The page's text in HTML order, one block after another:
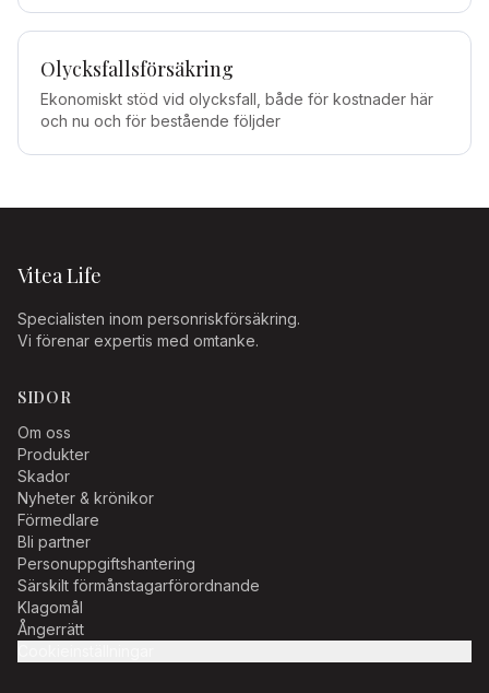
Olycksfallsförsäkring
Ekonomiskt stöd vid olycksfall, både för kostnader här
och nu och för bestående följder
Vitea Life
Specialisten inom personriskförsäkring.
Vi förenar expertis med omtanke.
SIDOR
Om oss
Produkter
Skador
Nyheter & krönikor
Förmedlare
Bli partner
Personuppgiftshantering
Särskilt förmånstagarförordnande
Klagomål
Ångerrätt